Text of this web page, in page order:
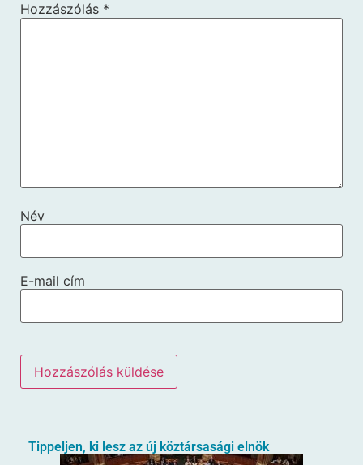
Hozzászólás *
Név
E-mail cím
Tippeljen, ki lesz az új köztársasági elnök